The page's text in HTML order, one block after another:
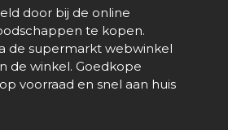
door bij de online
te kopen.
de supermarkt webwinkel
de winkel. Goedkope
voorraad en snel aan huis